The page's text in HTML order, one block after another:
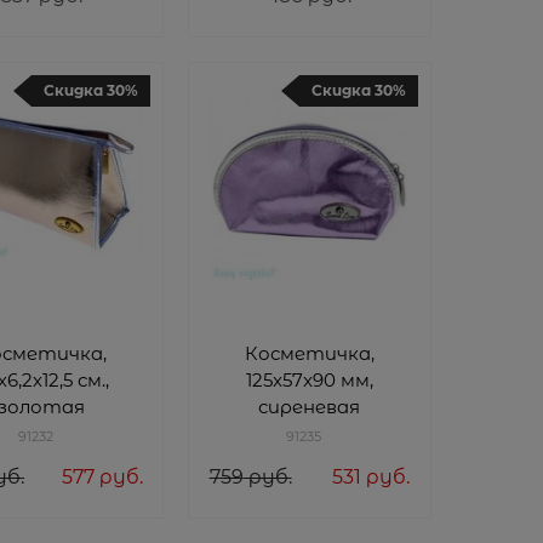
MR1
Beauty) MR6
Скидка 30%
см.,
91232
577 руб.
Скидка 30%
Косметичка,
125x57x90 мм,
сиреневая
91235
759 руб. 531 руб.